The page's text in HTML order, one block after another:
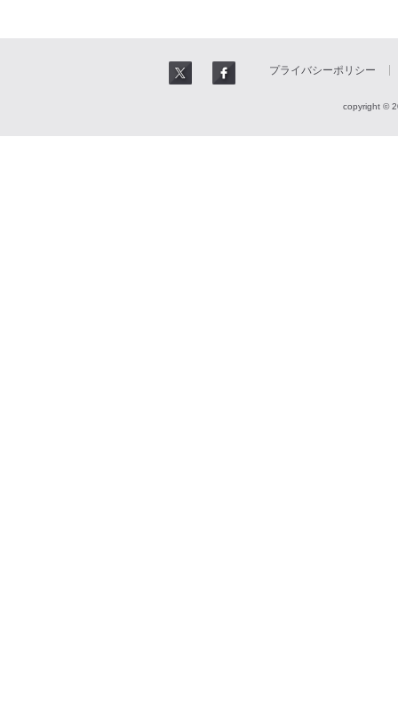
プライバシーポリシー
copyright ©